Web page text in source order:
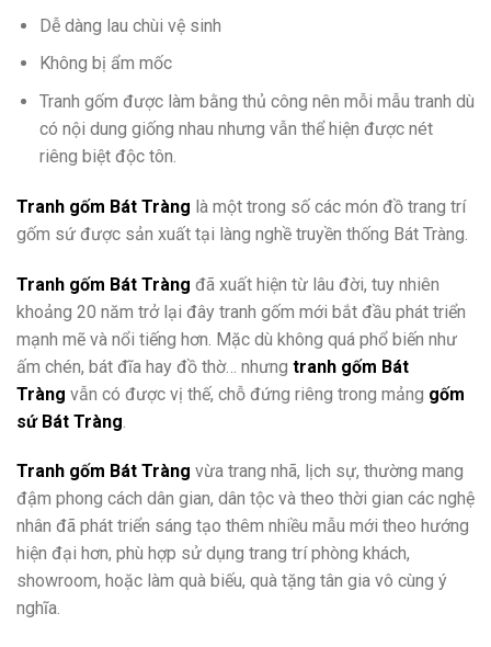
Dễ dàng lau chùi vệ sinh
Không bị ẩm mốc
Tranh gốm được làm bằng thủ công nên mỗi mẫu tranh dù
có nội dung giống nhau nhưng vẫn thể hiện được nét
riêng biệt độc tôn.
Tranh gốm Bát Tràng là một trong số các món đồ trang trí
gốm sứ được sản xuất tại làng nghề truyền thống Bát Tràng.
Tranh gốm Bát Tràng đã xuất hiện từ lâu đời, tuy nhiên
khoảng 20 năm trở lại đây tranh gốm mới bắt đầu phát triển
mạnh mẽ và nổi tiếng hơn. Mặc dù không quá phổ biến như
ấm chén, bát đĩa hay đồ thờ… nhưng tranh gốm Bát
Tràng vẫn có được vị thế, chỗ đứng riêng trong mảng gốm
sứ Bát Tràng
Tranh gốm Bát Tràng vừa trang nhã, lịch sự, thường mang
đậm phong cách dân gian, dân tộc và theo thời gian các nghệ
nhân đã phát triển sáng tạo thêm nhiều mẫu mới theo hướng
hiện đại hơn, phù hợp sử dụng trang trí phòng khách,
showroom, hoặc làm quà biếu, quà tặng tân gia vô cùng ý
nghĩa.